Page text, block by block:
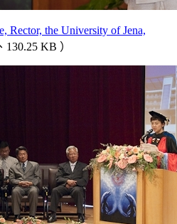
Rector, the University of Jena,
130.25 KB ）